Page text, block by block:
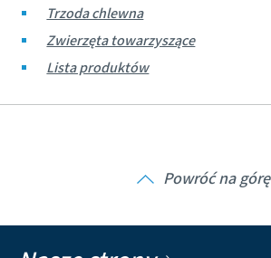
Trzoda chlewna
Zwierzęta towarzyszące
Lista produktów
Powróć na górę